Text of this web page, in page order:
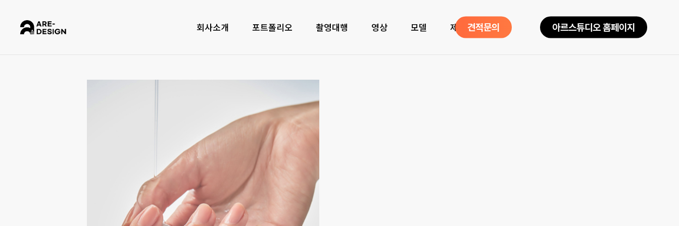
회사소개 포트폴리오 촬영대행 영상 모델 제품소개
견적문의 아르스튜디오홈페이지